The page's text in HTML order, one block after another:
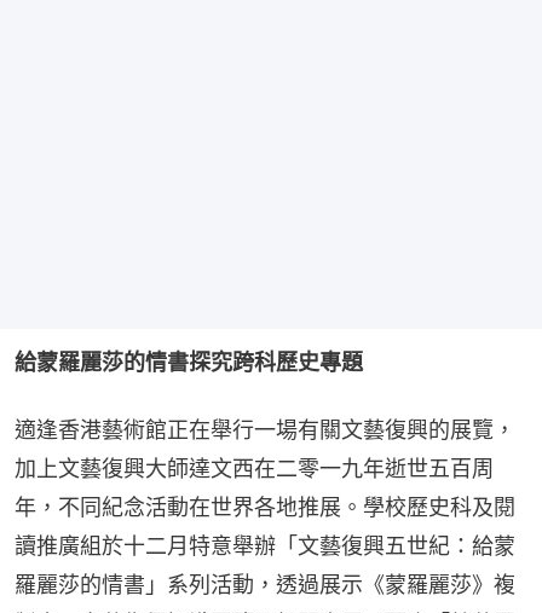
給蒙羅麗莎的情書探究跨科歷史專題
適逢香港藝術館正在舉行一場有關文藝復興的展覽，
加上文藝復興大師達文西在二零一九年逝世五百周
年，不同紀念活動在世界各地推展。學校歷史科及閱
讀推廣組於十二月特意舉辦「文藝復興五世紀：給蒙
羅麗莎的情書」系列活動，透過展示《蒙羅麗莎》複